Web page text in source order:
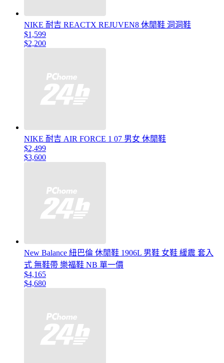
NIKE 耐吉 REACTX REJUVEN8 休閒鞋 洞洞鞋
$1,599
$2,200
NIKE 耐吉 AIR FORCE 1 07 男女 休閒鞋
$2,499
$3,600
New Balance 紐巴倫 休閒鞋 1906L 男鞋 女鞋 緩震 套入
式 無鞋帶 樂福鞋 NB 單一價
$4,165
$4,680